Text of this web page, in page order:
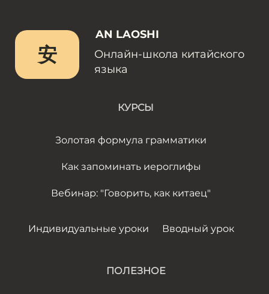
安
AN LAOSHI
Онлайн-школа китайского
языка
КУРСЫ
Золотая формула грамматики
Как запоминать иероглифы
Вебинар: "Говорить, как китаец"
Индивидуальные уроки Вводный урок
ПОЛЕЗНОЕ